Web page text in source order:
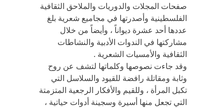
صفحات المجلات والدوريات والملاحق الثقافية
الفلسطينية وأصدرتها في مجاميع شعرية بلغ
عددها أحد عشرة ديواناً ، وأيضاً من خلال
مشاركتها في الندوات الأدبية والنشاطات
الثقافية والأمسيات الشعرية .
وقد جاءت نصوصها وكلماتها لتشف عن روح
وثابة ومقاتلة رافضة للقيود والسلاسل التي
تكبل المرأة ، وللقيم والأفكار الرجعية المتزمتة
التي تجعل منها أسيرة وسجينة أدوات حياتية ،